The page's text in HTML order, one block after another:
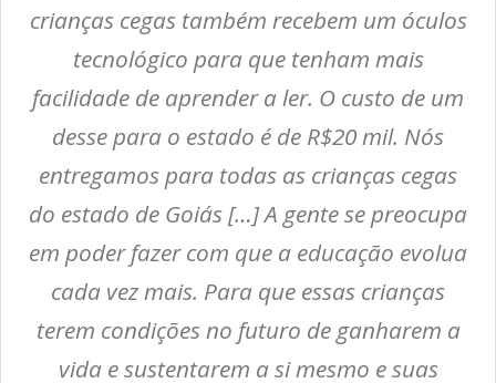
crianças cegas também recebem um óculos
tecnológico para que tenham mais
facilidade de aprender a ler. O custo de um
desse para o estado é de R$20 mil. Nós
entregamos para todas as crianças cegas
do estado de Goiás […] A gente se preocupa
em poder fazer com que a educação evolua
cada vez mais. Para que essas crianças
terem condições no futuro de ganharem a
vida e sustentarem a si mesmo e suas